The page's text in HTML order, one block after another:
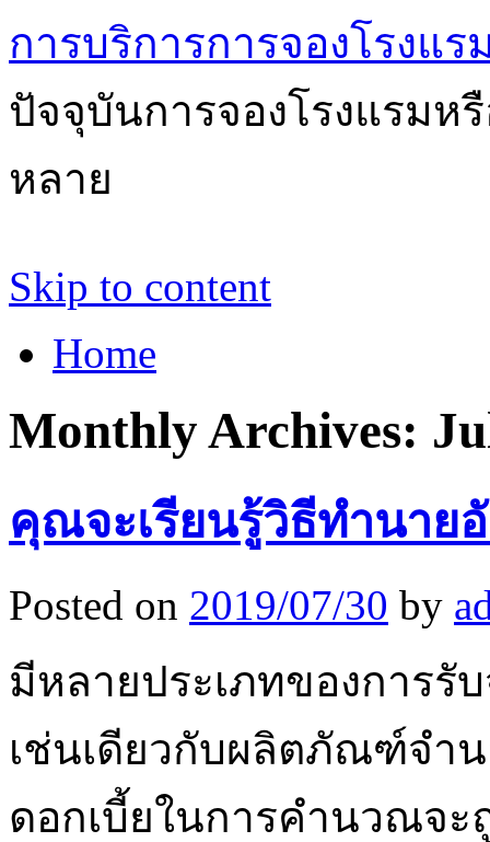
การบริการการจองโรงแ
ปัจจุบันการจองโรงแรมห
หลาย
Skip to content
Home
Monthly Archives:
คุณจะเรียนรู้วิธีทำนาย
Posted on 2019/07/30 by
มีหลายประเภทของการ
เช่นเดียวกับผลิตภัณฑ์จำ
ดอกเบี้ยในการคำนวณจ